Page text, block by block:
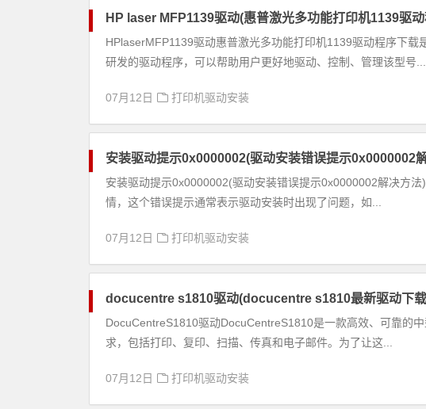
HP laser MFP1139驱动(惠普激光多功能打印机1139驱
HPlaserMFP1139驱动惠普激光多功能打印机1139驱动程序下
研发的驱动程序，可以帮助用户更好地驱动、控制、管理该型号...
07月12日 打印机驱动安装
安装驱动提示0x0000002(驱动安装错误提示0x0000002
安装驱动提示0x0000002(驱动安装错误提示0x0000002解决方
情，这个错误提示通常表示驱动安装时出现了问题，如...
07月12日 打印机驱动安装
docucentre s1810驱动(docucentre s1810最新驱动下
DocuCentreS1810驱动DocuCentreS1810是一款高效、可靠的
求，包括打印、复印、扫描、传真和电子邮件。为了让这...
07月12日 打印机驱动安装